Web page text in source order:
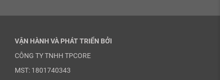
VẬN HÀNH VÀ PHÁT TRIỂN BỞI
CÔNG TY TNHH TPCORE
MST: 1801740343